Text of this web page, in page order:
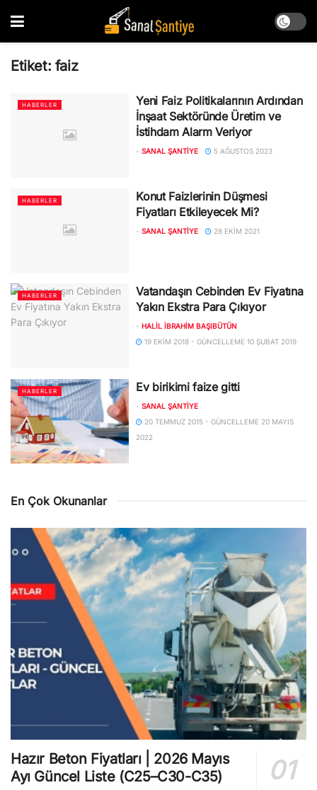
Etiket: faiz
HABERLER
Yeni Faiz Politikalarının Ardından
İnşaat Sektöründe Üretim ve
İstihdam Alarm Veriyor
- SANAL ŞANTIYE 5 AĞUSTOS 2023
HABERLER
Konut Faizlerinin Düşmesi
Fiyatları Etkileyecek Mi?
- SANAL ŞANTIYE 28 EKIM 2021
HABERLER
Vatandaşın Cebinden Ev Fiyatına
Yakın Ekstra Para Çıkıyor
- HALIL İBRAHIM BAŞIBÜTÜN
19 EKIM 2018 - GÜNCELLEME 10 ŞUBAT 2019
HABERLER Ev birikimi faize gitti
- SANAL ŞANTIYE
20 TEMMUZ 2015 - GÜNCELLEME 20 MAYIS
2022
En Çok Okunanlar
Hazır Beton Fiyatları | 2026 Mayıs
Ayı Güncel Liste (C25–C30-C35)